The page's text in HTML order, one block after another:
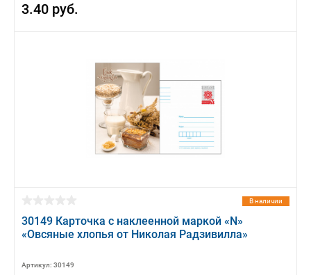
3.40 руб.
В наличии
30149 Карточка с наклеенной маркой «N»
«Овсяные хлопья от Николая Радзивилла»
Артикул: 30149